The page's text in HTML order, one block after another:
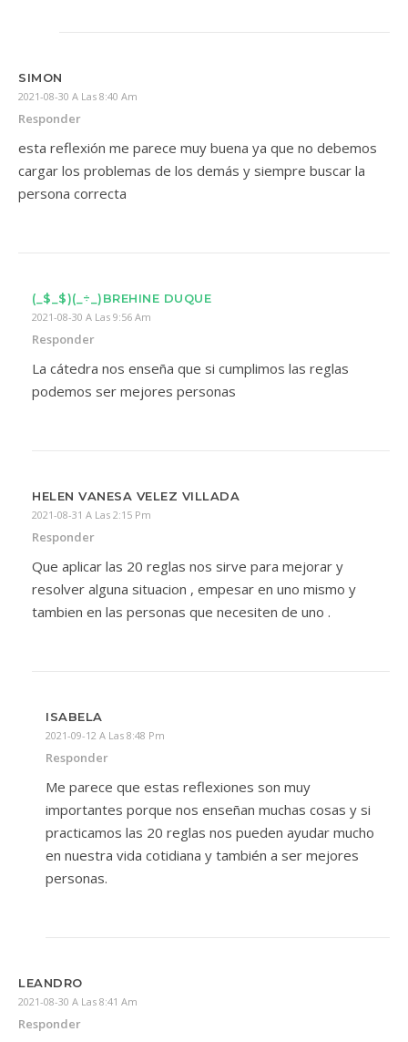
SIMON
2021-08-30 A Las 8:40 Am
Responder
esta reflexión me parece muy buena ya que no debemos
cargar los problemas de los demás y siempre buscar la
persona correcta
(_$_$)(_÷_)BREHINE DUQUE
2021-08-30 A Las 9:56 Am
Responder
La cátedra nos enseña que si cumplimos las reglas
podemos ser mejores personas
HELEN VANESA VELEZ VILLADA
2021-08-31 A Las 2:15 Pm
Responder
Que aplicar las 20 reglas nos sirve para mejorar y
resolver alguna situacion , empesar en uno mismo y
tambien en las personas que necesiten de uno .
ISABELA
2021-09-12 A Las 8:48 Pm
Responder
Me parece que estas reflexiones son muy
importantes porque nos enseñan muchas cosas y si
practicamos las 20 reglas nos pueden ayudar mucho
en nuestra vida cotidiana y también a ser mejores
personas.
LEANDRO
2021-08-30 A Las 8:41 Am
Responder